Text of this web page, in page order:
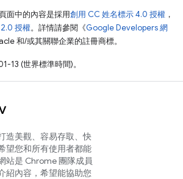
面中的內容是採用創用 CC 姓名標示 4.0 授權 ，
授權。詳情請參閱《Google Developers 網
和/或其關聯企業的註冊商標。
13 (世界標準時間)。
造美觀、容易存取、快
望您和所有使用者都能
站是 Chrome 團隊成員
紹內容，希望能協助您